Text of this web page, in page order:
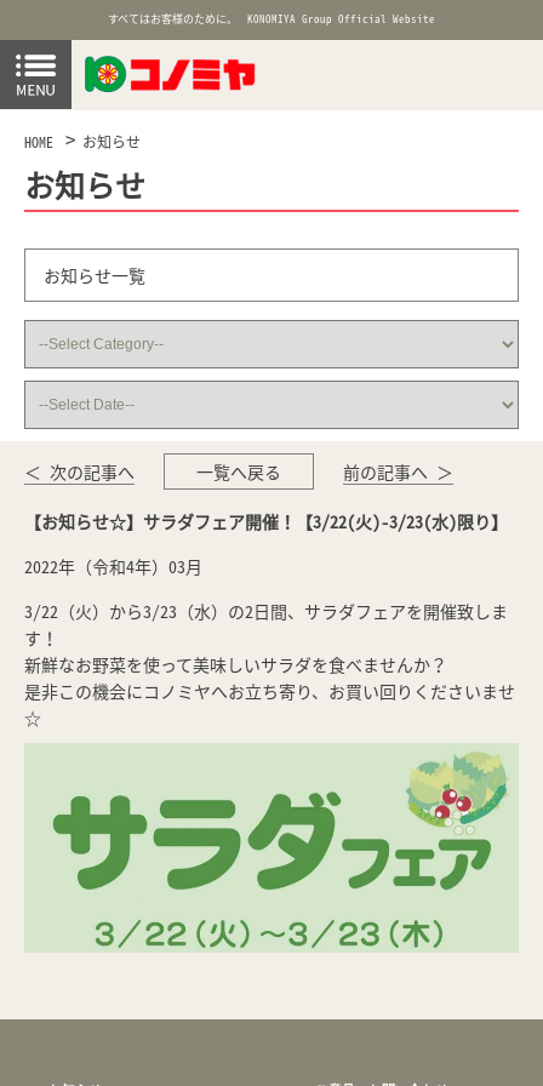
すべてはお客様のために。 KONOMIYA Group Official Website
HOME お知らせ
お知らせ
お知らせ一覧
＜ 次の記事へ 一覧へ戻る 前の記事へ ＞
【お知らせ☆】サラダフェア開催！【3/22(火)-3/23(水)限り】
2022年（令和4年）03月
3/22（火）から3/23（水）の2日間、サラダフェアを開催致しま
す！
新鮮なお野菜を使って美味しいサラダを食べませんか？
是非この機会にコノミヤへお立ち寄り、お買い回りくださいませ
☆